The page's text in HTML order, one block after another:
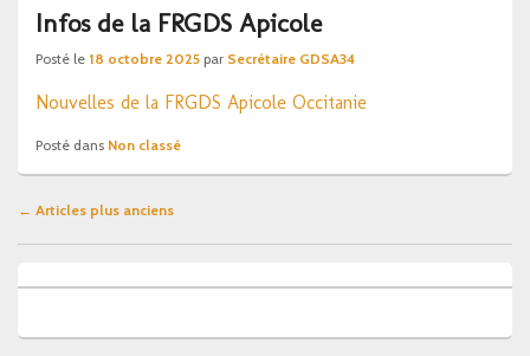
Infos de la FRGDS Apicole
Posté le 18 octobre 2025 par Secrétaire GDSA34
Nouvelles de la FRGDS Apicole Occitanie
Posté dans Non classé
Navigation
articles
← Articles plus anciens
principale
widget